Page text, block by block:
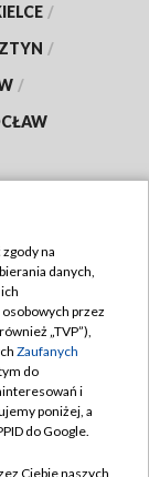
/
/
/
na
danych,
przez
„TVP”),
Zaufanych
do
i
poniżej, a
do Google.
Ciebie naszych